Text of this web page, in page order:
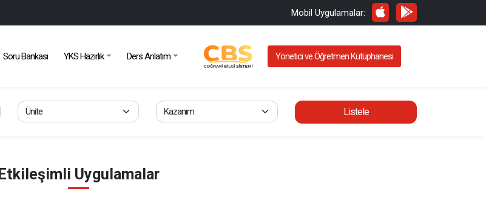
Mobil Uygulamalar:
Soru Bankası YKS Hazırlık Ders Anlatım Yönetici ve Öğretmen Kütüphanesi
Listele
Etkileşimli Uygulamalar